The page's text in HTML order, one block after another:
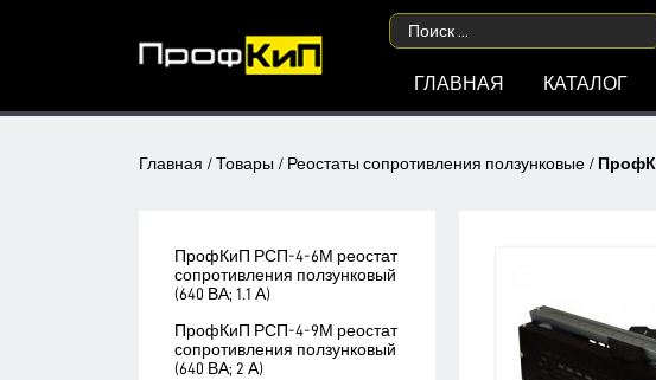
ГЛАВНАЯ КАТАЛОГ
Главная / Товары / Реостаты сопротивления ползунковые /
ПрофКиП РСП-4-6М реостат
сопротивления ползунковый
(640 ВА; 1.1 А)
ПрофКиП РСП-4-9М реостат
сопротивления ползунковый
(640 ВА; 2 А)